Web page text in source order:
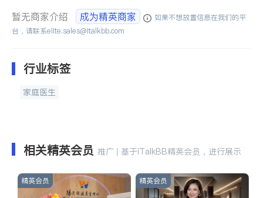
暂无商家介绍 成为精英商家
如果不想放置信息在我们的平
台，请联系elite.sales@italkbb.com
行业标签
家庭医生
相关精英会员 推广 | 基于iTalkBB精英会员，进行展示
精英会员 精英会员